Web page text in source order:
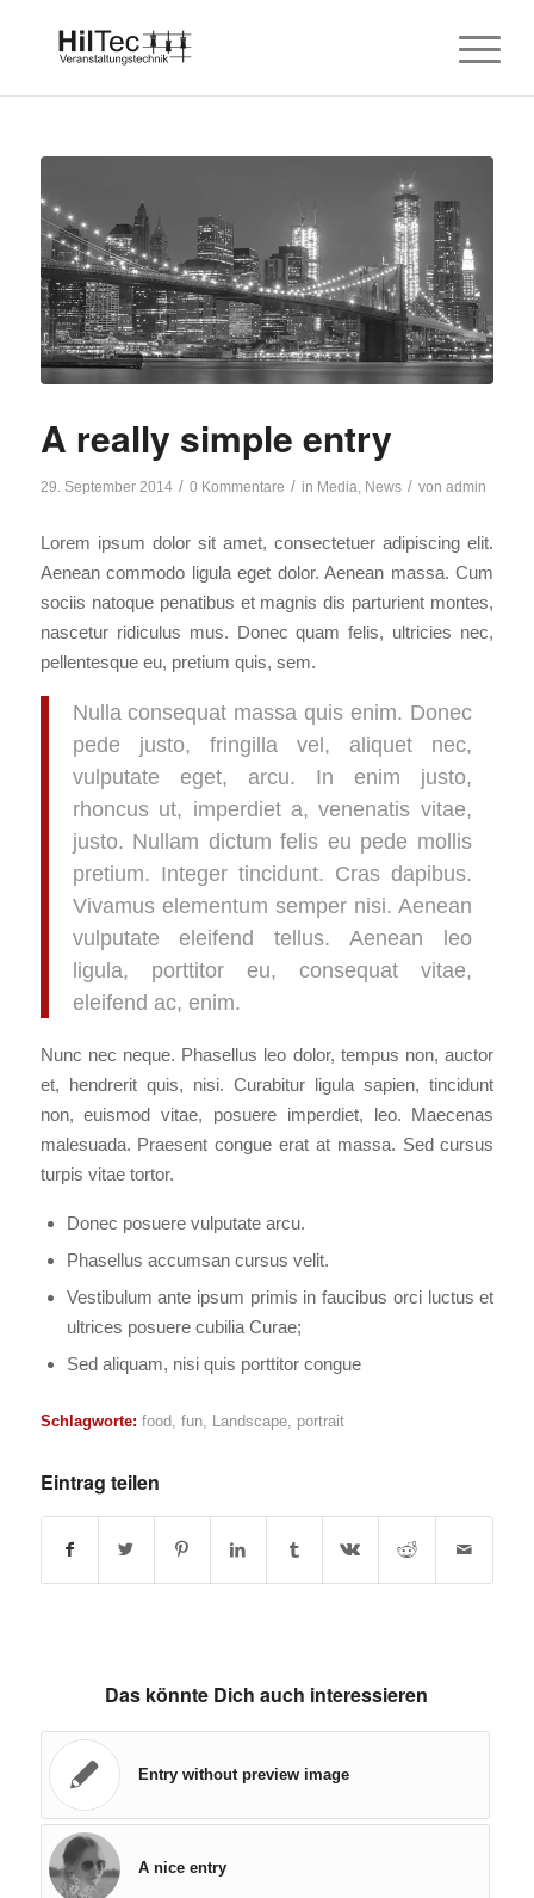
A really simple entry
29. September 2014 / 0 Kommentare / in Media, News / von admin
Lorem ipsum dolor sit amet, consectetuer adipiscing elit.
Aenean commodo ligula eget dolor. Aenean massa. Cum
sociis natoque penatibus et magnis dis parturient montes,
nascetur ridiculus mus. Donec quam felis, ultricies nec,
pellentesque eu, pretium quis, sem.
Nulla consequat massa quis enim. Donec
pede justo, fringilla vel, aliquet nec,
vulputate eget, arcu. In enim justo,
rhoncus ut, imperdiet a, venenatis vitae,
justo. Nullam dictum felis eu pede mollis
pretium. Integer tincidunt. Cras dapibus.
Vivamus elementum semper nisi. Aenean
vulputate eleifend tellus. Aenean leo
ligula, porttitor eu, consequat vitae,
eleifend ac, enim.
Nunc nec neque. Phasellus leo dolor, tempus non, auctor
et, hendrerit quis, nisi. Curabitur ligula sapien, tincidunt
non, euismod vitae, posuere imperdiet, leo. Maecenas
malesuada. Praesent congue erat at massa. Sed cursus
turpis vitae tortor.
Donec posuere vulputate arcu.
Phasellus accumsan cursus velit.
Vestibulum ante ipsum primis in faucibus orci luctus et
ultrices posuere cubilia Curae;
Sed aliquam, nisi quis porttitor congue
Schlagworte: food fun, Landscape, portrait
Eintrag teilen
Das könnte Dich auch interessieren
Entry without preview image
A nice entry